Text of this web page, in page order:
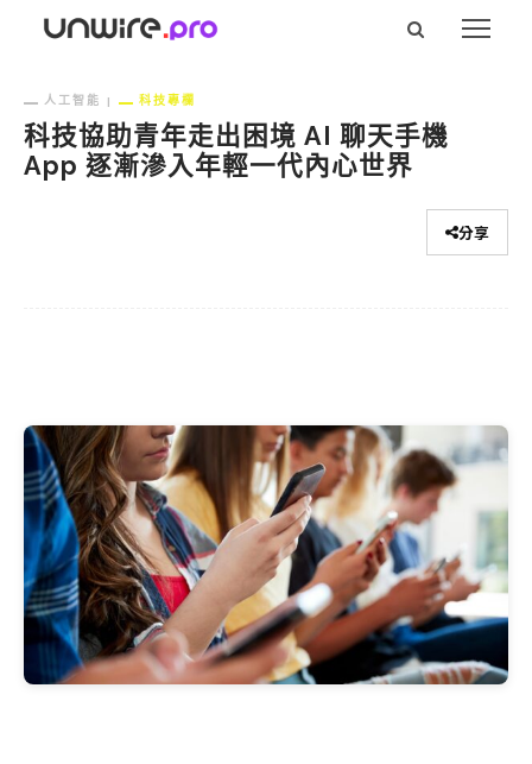
人工智能 科技專欄
科技協助青年走出困境 AI 聊天手機
App 逐漸滲入年輕一代內心世界
分享